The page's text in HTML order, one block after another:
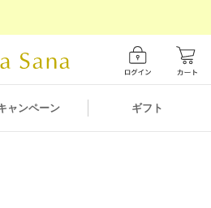
ャンペーン ギフト